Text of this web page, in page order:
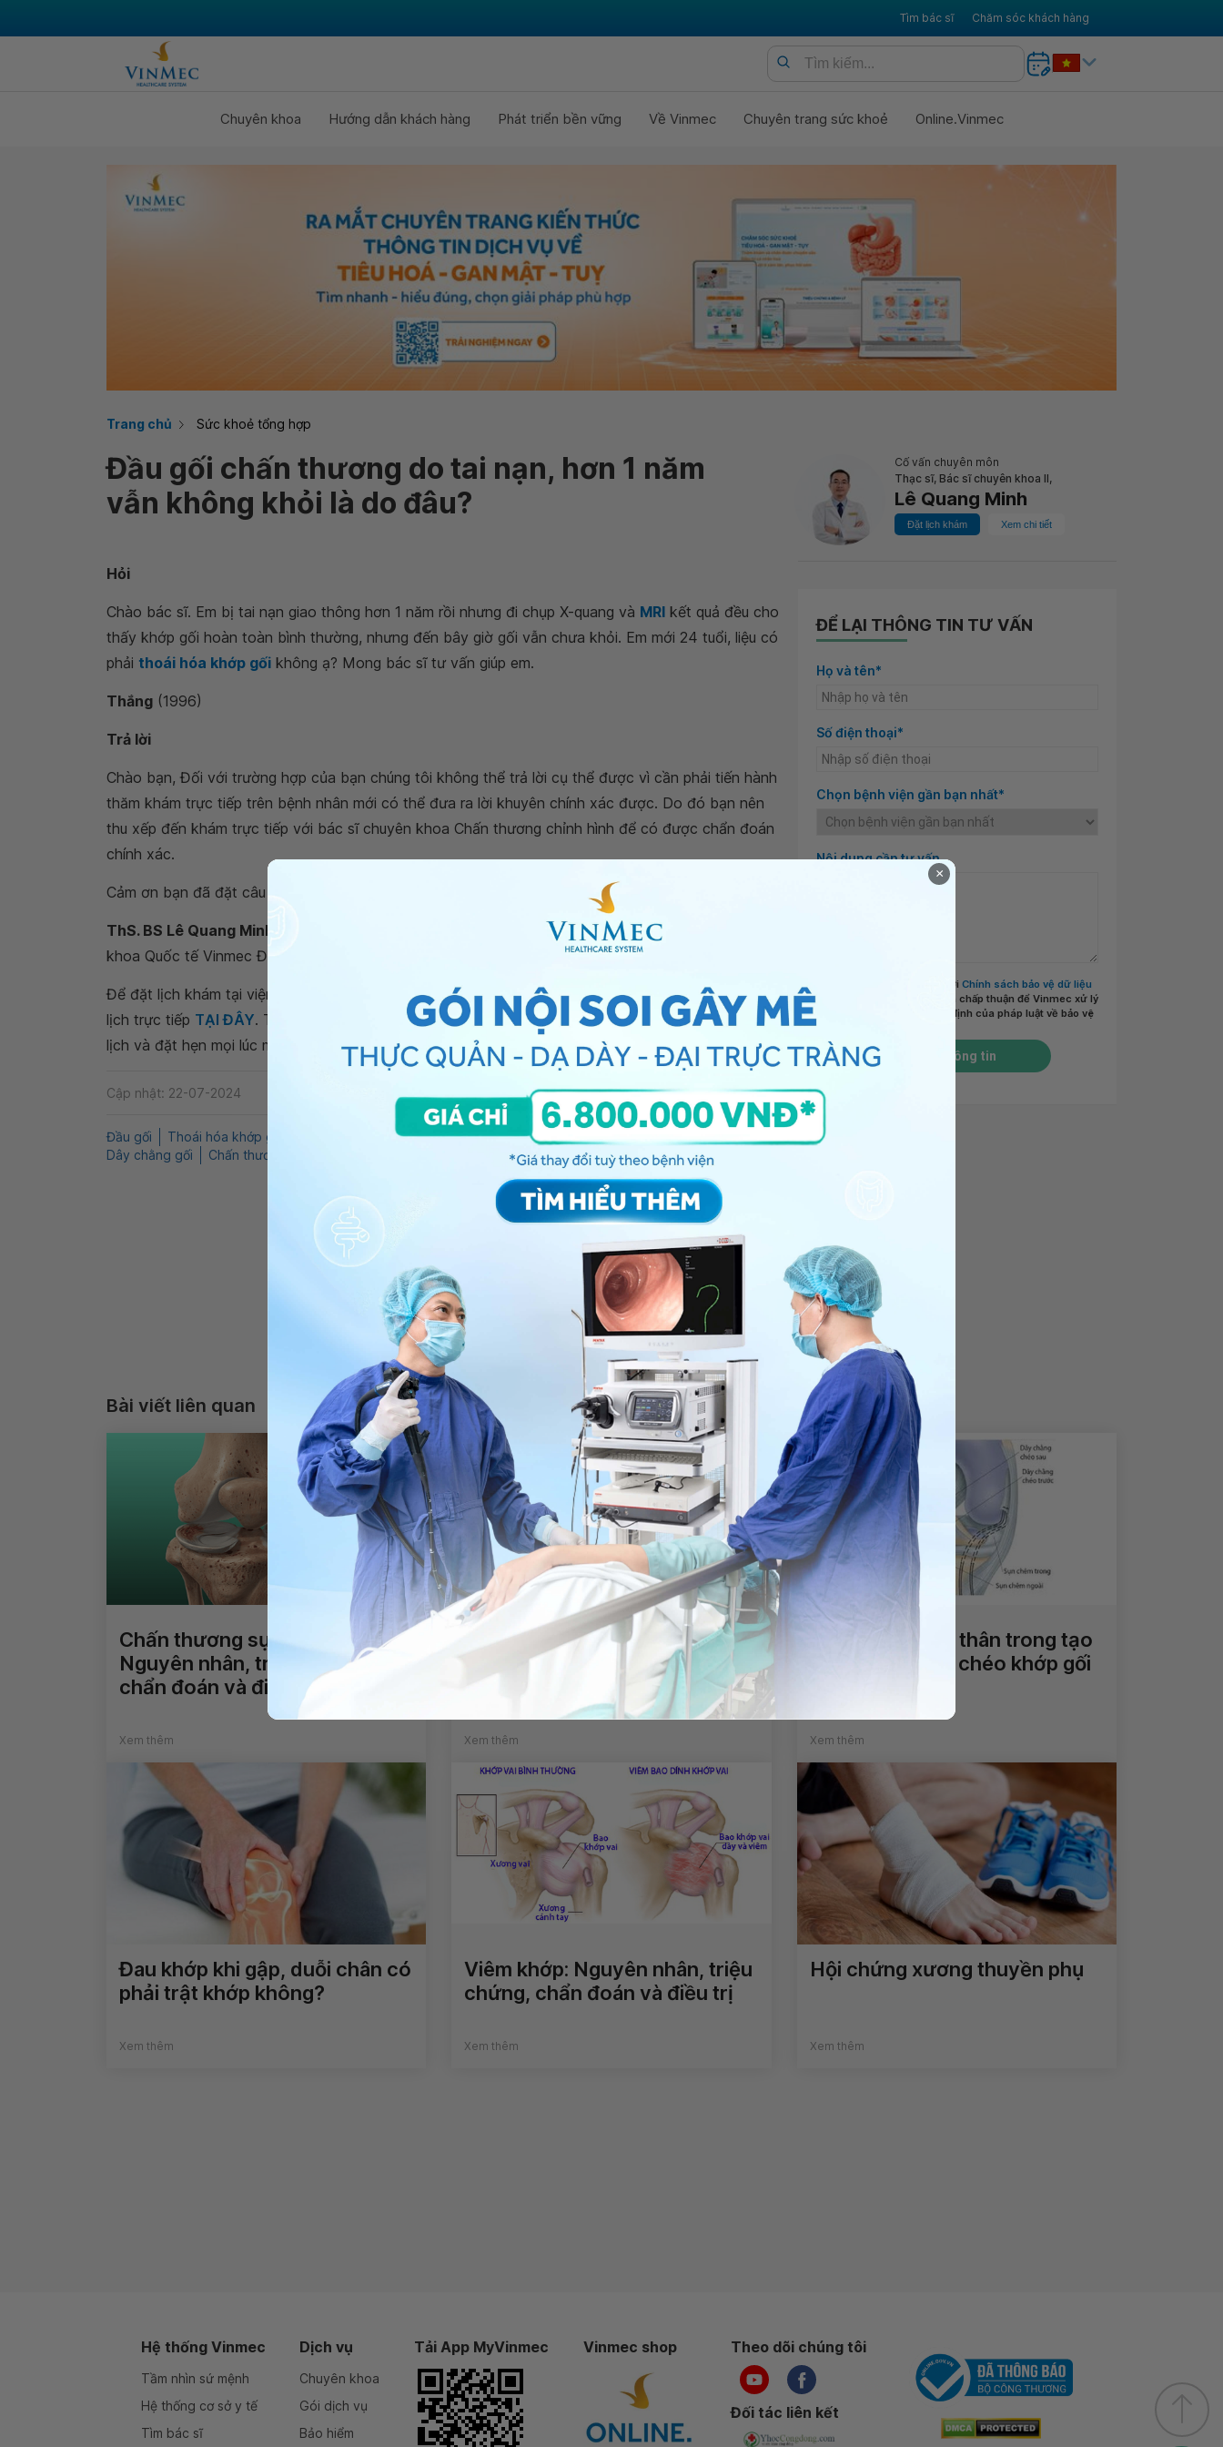
Tìm bác sĩ Chăm sóc khách hàng
Chuyên khoa Hướng dẫn khách hàng Phát triển bền vững Về Vinmec Chuyên trang sức khoẻ Online.Vinmec
Trang chủ Sức khoẻ tổng hợp
Đầu gối chấn thương do tai nạn, hơn 1 năm
vẫn không khỏi là do đâu?
Cố vấn chuyên môn
Thạc sĩ, Bác sĩ chuyên khoa II,
Lê Quang Minh
Đặt lịch khám Xem chi tiết
Hỏi
Chào bác sĩ. Em bị tai nạn giao thông hơn 1 năm rồi nhưng đi chụp X-quang và MRI kết quả đều cho
thấy khớp gối hoàn toàn bình thường, nhưng đến bây giờ gối vẫn chưa khỏi. Em mới 24 tuổi, liệu có
phải thoái hóa khớp gối không ạ? Mong bác sĩ tư vấn giúp em.
Thắng (1996)
Trả lời
Chào bạn, Đối với trường hợp của bạn chúng tôi không thể trả lời cụ thể được vì cần phải tiến hành
thăm khám trực tiếp trên bệnh nhân mới có thể đưa ra lời khuyên chính xác được. Do đó bạn nên
thu xếp đến khám trực tiếp với bác sĩ chuyên khoa Chấn thương chỉnh hình để có được chẩn đoán
chính xác.
Cảm ơn bạn đã đặt câu hỏi tới website vinmec.com. Trân trọng.
ThS. BS Lê Quang Minh -
Bác sĩ Chấn thương chỉnh hình - Khoa Ngoại tổng hợp - Bệnh viện Đa
khoa Quốc tế Vinmec Đà Nẵng
Để đặt lịch khám tại viện, Quý khách vui lòng bấm số HOTLINE, đặt muaGÓI DỊCH VỤ hoặc đặt
lịch trực tiếp TẠI ĐÂY. Tải và đặt lịch khám tự động trên ứng dụng My Vinmec để quản lý, theo dõi
lịch và đặt hẹn mọi lúc mọi nơi ngay trên ứng dụng.
Cập nhật: 22-07-2024 Chia sẻ
Đầu gối Thoái hóa khớp gối Tai nạn giao thông QnA Giãn dây chằng
Dây chằng gối
Chấn thương
ĐỂ LẠI THÔNG TIN TƯ VẤN
Họ và tên*
Số điện thoại*
Chọn bệnh viện gần bạn nhất*
Nội dung cần tư vấn
Tôi đã đọc và đồng ý với Chính sách bảo vệ dữ liệu
và chấp thuận để Vinmec xử lý
DLCN của tôi theo quy định của pháp luật về bảo vệ
Gửi thông tin
Bài viết liên quan
Chấn thương sụn chêm:
Nguyên nhân, triệu chứng,
chẩn đoán và điều trị
Xem thêm
Bị thọt chân có thể chữa được
không?
Xem thêm
Sử dụng gân tự thân trong tạo
hình dây chằng chéo khớp gối
Xem thêm
Đau khớp khi gập, duỗi chân có
phải trật khớp không?
Xem thêm
Viêm khớp: Nguyên nhân, triệu
chứng, chẩn đoán và điều trị
Xem thêm
Hội chứng xương thuyền phụ
Xem thêm
Hệ thống Vinmec
Tầm nhìn sứ mệnh
Hệ thống cơ sở y tế
Tìm bác sĩ
Dịch vụ
Chuyên khoa
Gói dịch vụ
Bảo hiểm
Tải App MyVinmec Vinmec shop Theo dõi chúng tôi
Đối tác liên kết
×